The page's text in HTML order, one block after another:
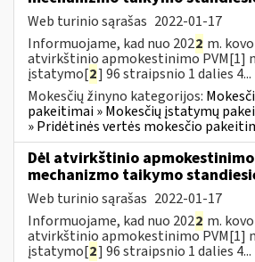
Web turinio sąrašas 2022-01-17
Informuojame, kad nuo 2022 m.
atvirkštinio apmokestinimo PVM[1]
įstatymo[2] 96 straipsnio 1 dalies 4...
Mokesčių žinyno kategorijos:
pakeitimai » Mokesčių įstatymų
» Pridėtinės vertės mokesčio
Dėl atvirkštinio apmokestinimo
mechanizmo taikymo
Web turinio sąrašas 2022-01-17
Informuojame, kad nuo 2022 m.
atvirkštinio apmokestinimo PVM[1]
įstatymo[2] 96 straipsnio 1 dalies 4...